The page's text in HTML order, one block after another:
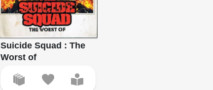
Suicide Squad : The
Worst of